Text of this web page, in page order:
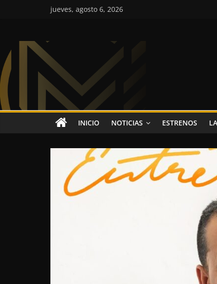
jueves, agosto 6, 2026
Colombia
Music
Inc
Colombia
Music
INICIO NOTICIAS ESTRENOS